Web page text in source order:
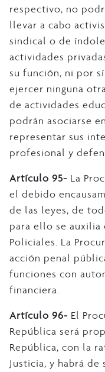
respectivo, no
llevar a cabo
sindical o de
actividades
su función, ni por
ejercer ninguna
de actividades
podrán asociarse
representar sus
profesional y
Artículo 95- La
el debido
de las leyes, de
para ello se auxilia
Policiales. La
acción penal
funciones con
financiera.
Artículo 96- El
República será
República, con la
Justicia, y habrá